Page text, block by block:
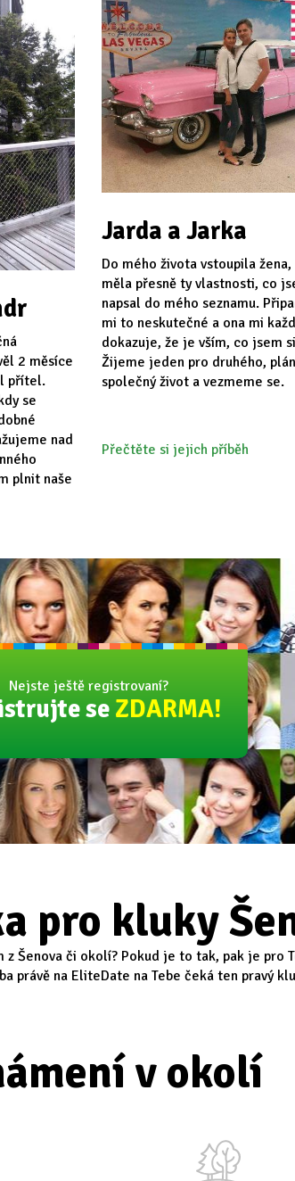
2 měsíce
přítel.
se
nad
plnit naše
Jarda a Jarka
Do mého života vstoupila
měla přesně ty vlastnosti, co
napsal do mého seznamu.
mi to neskutečné a ona mi
dokazuje, že je vším, co jsem
Žijeme jeden pro druhého,
společný život a vezmeme se.
Přečtěte si jejich příběh
Nejste ještě registrovaní?
se ZDARMA!
pro kluky
z Šenova či okolí? Pokud je to tak, pak je
právě na EliteDate na Tebe čeká ten pravý
v okolí